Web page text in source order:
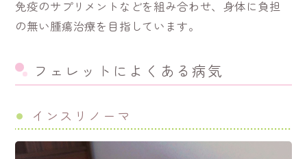
免疫のサプリメントなどを組み合わせ、身体に負担
の無い腫瘍治療を目指しています。
フェレットによくある病気
インスリノーマ